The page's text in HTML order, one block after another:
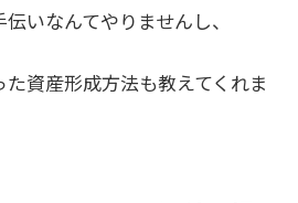
いなんてやりませんし、
資産形成方法も教えてくれま